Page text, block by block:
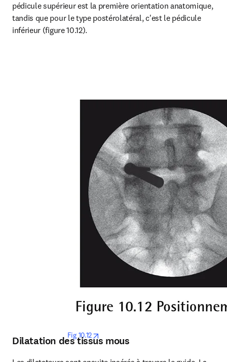
pédicule supérieur est la première orientation anatomique,
tandis que pour le type postérolatéral, c'est le pédicule
inférieur (figure 10.12).
Fig 10.12
Dilatation des tissus mous